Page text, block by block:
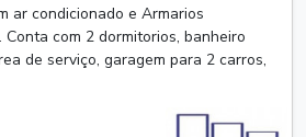
ar condicionado e Armarios
com 2 dormitorios, banheiro
de serviço, garagem para 2 carros,